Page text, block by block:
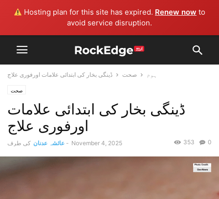
Hosting plan for this site has expired. Renew now to
avoid service disruption.
ہوم صحت ڈینگی بخار کی ابتدائی علامات اورفوری علاج
صحت
ڈینگی بخار کی ابتدائی علامات
اورفوری علاج
کی طرف عائشہ عدنان - November 4, 2025 0
353